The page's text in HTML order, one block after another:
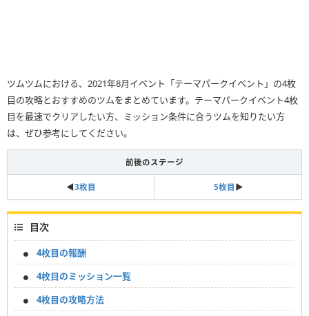
ツムツムにおける、2021年8月イベント「テーマパークイベント」の4枚
目の攻略とおすすめのツムをまとめています。テーマパークイベント4枚
目を最速でクリアしたい方、ミッション条件に合うツムを知りたい方
は、ぜひ参考にしてください。
前後のステージ
◀3枚目 5枚目 ▶
目次
4枚目の報酬
4枚目のミッション一覧
4枚目の攻略方法